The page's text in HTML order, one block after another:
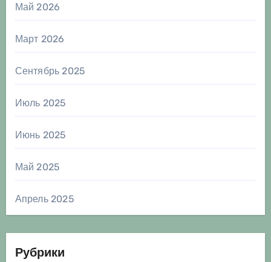
Май 2026
Март 2026
Сентябрь 2025
Июль 2025
Июнь 2025
Май 2025
Апрель 2025
Рубрики